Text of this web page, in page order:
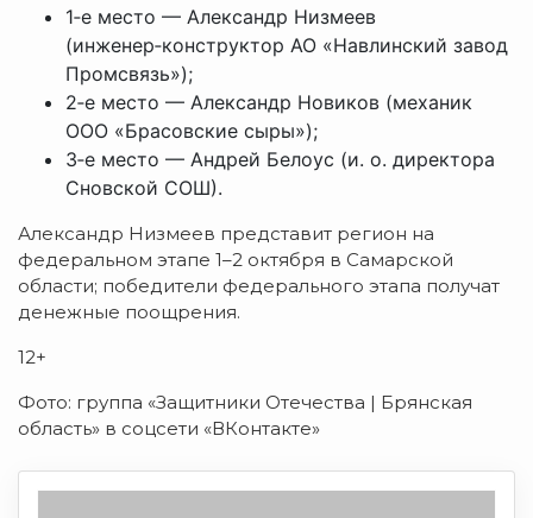
1‑е место — Александр Низмеев
(инженер‑конструктор АО «Навлинский завод
Промсвязь»);
2‑е место — Александр Новиков (механик
ООО «Брасовские сыры»);
3‑е место — Андрей Белоус (и. о. директора
Сновской СОШ).
Александр Низмеев представит регион на
федеральном этапе 1–2 октября в Самарской
области; победители федерального этапа получат
денежные поощрения.
12+
Фото: группа «Защитники Отечества | Брянская
область» в соцсети «ВКонтакте»